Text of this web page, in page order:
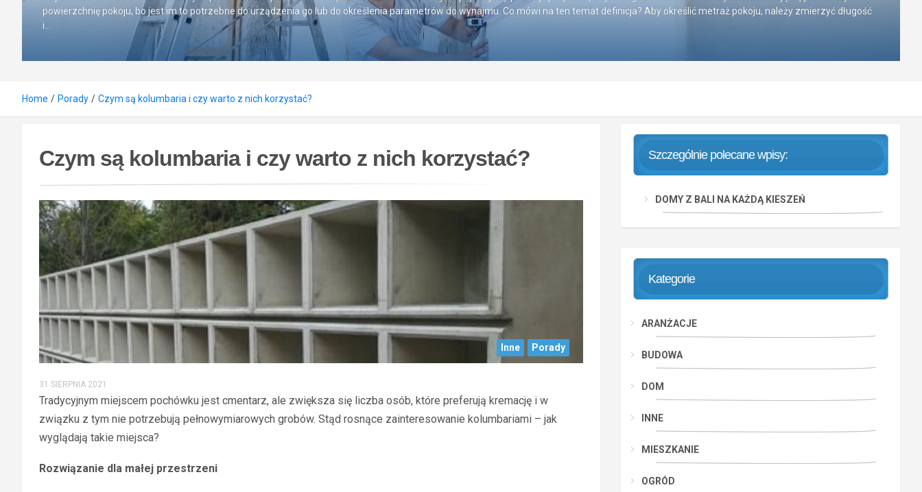
powierzchnię pokoju, bo jest im to potrzebne do urządzenia go lub do określenia parametrów do wynajmu. Co mówi na ten temat definicja? Aby określić metraż pokoju, należy zmierzyć długość
i…
Home Porady Czym są kolumbaria i czy warto z nich korzystać?
Czym są kolumbaria i czy warto z nich korzystać?
Inne Porady
31 SIERPNIA 2021
Tradycyjnym miejscem pochówku jest cmentarz, ale zwiększa się liczba osób, które preferują kremację i w
związku z tym nie potrzebują pełnowymiarowych grobów. Stąd rosnące zainteresowanie kolumbariami – jak
wyglądają takie miejsca?
Rozwiązanie dla małej przestrzeni
Szczególnie polecane wpisy:
DOMY Z BALI NA KAŻDĄ KIESZEŃ
Kategorie
ARANŻACJE
BUDOWA
DOM
INNE
MIESZKANIE
OGRÓD